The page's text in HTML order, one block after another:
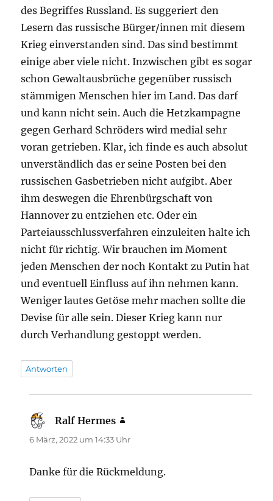
des Begriffes Russland. Es suggeriert den
Lesern das russische Bürger/innen mit diesem
Krieg einverstanden sind. Das sind bestimmt
einige aber viele nicht. Inzwischen gibt es sogar
schon Gewaltausbrüche gegenüber russisch
stämmigen Menschen hier im Land. Das darf
und kann nicht sein. Auch die Hetzkampagne
gegen Gerhard Schröders wird medial sehr
voran getrieben. Klar, ich finde es auch absolut
unverständlich das er seine Posten bei den
russischen Gasbetrieben nicht aufgibt. Aber
ihm deswegen die Ehrenbürgschaft von
Hannover zu entziehen etc. Oder ein
Parteiausschlussverfahren einzuleiten halte ich
nicht für richtig. Wir brauchen im Moment
jeden Menschen der noch Kontakt zu Putin hat
und eventuell Einfluss auf ihn nehmen kann.
Weniger lautes Getöse mehr machen sollte die
Devise für alle sein. Dieser Krieg kann nur
durch Verhandlung gestoppt werden.
Antworten
Ralf Hermes
6 März, 2022 um 14:33 Uhr
Danke für die Rückmeldung.